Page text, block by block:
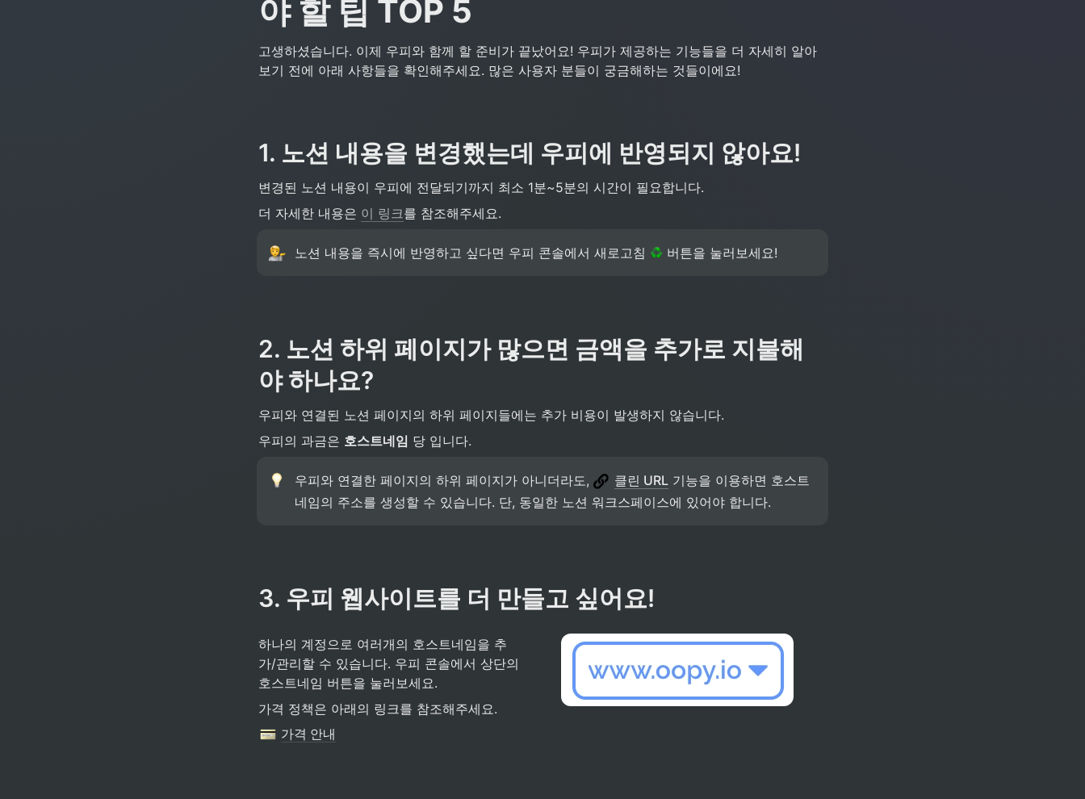
야 할 팁 TOP 5
고생하셨습니다. 이제 우피와 함께 할 준비가 끝났어요! 우피가 제공하는 기능들을 더 자세히 알아
보기 전에 아래 사항들을 확인해주세요. 많은 사용자 분들이 궁금해하는 것들이에요!
1. 노션 내용을 변경했는데 우피에 반영되지 않아요!
변경된 노션 내용이 우피에 전달되기까지 최소 1분~5분의 시간이 필요합니다.
더 자세한 내용은 이 링크를 참조해주세요.
노션 내용을 즉시에 반영하고 싶다면 우피 콘솔에서 새로고침 버튼을 눌러보세요!
2. 노션 하위 페이지가 많으면 금액을 추가로 지불해
야 하나요?
우피와 연결된 노션 페이지의 하위 페이지들에는 추가 비용이 발생하지 않습니다.
우피의 과금은 호스트네임 당 입니다.
우피와 연결한 페이지의 하위 페이지가 아니더라도, 클린 URL 기능을 이용하면 호스트
네임의 주소를 생성할 수 있습니다. 단, 동일한 노션 워크스페이스에 있어야 합니다.
3. 우피 웹사이트를 더 만들고 싶어요!
하나의 계정으로 여러개의 호스트네임을 추
가/관리할 수 있습니다. 우피 콘솔에서 상단의
호스트네임 버튼을 눌러보세요.
가격 정책은 아래의 링크를 참조해주세요.
가격 안내